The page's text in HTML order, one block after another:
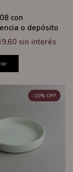
con
o depósito
sin interés
-10% OFF